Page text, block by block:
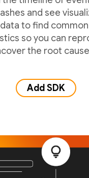
and see
to find
so you can
the root
Add SDK